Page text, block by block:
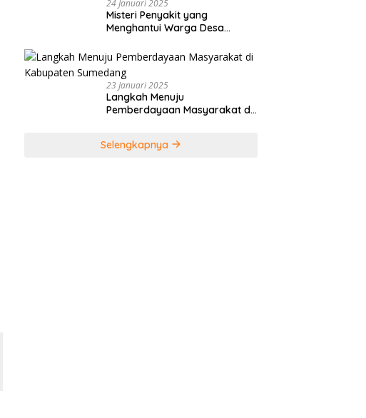
24 Januari 2025
Misteri Penyakit yang
Menghantui Warga Desa
Kabupaten Tasikmalaya
23 Januari 2025
Langkah Menuju
Pemberdayaan Masyarakat di
Selengkapnya